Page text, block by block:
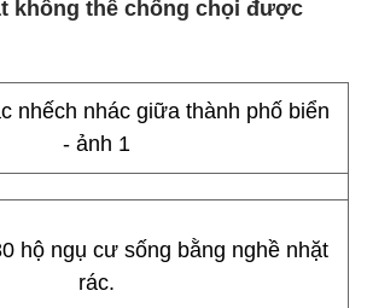
không thể chống chọi được
hộ ngụ cư sống bằng nghề nhặt
rác.